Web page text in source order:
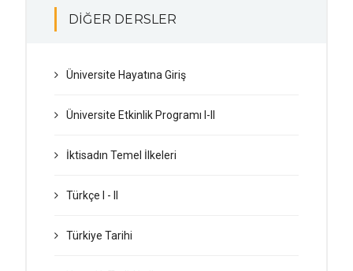
DIĞER DERSLER
Üniversite Hayatına Giriş
Üniversite Etkinlik Programı I-II
İktisadın Temel İlkeleri
Türkçe I - II
Türkiye Tarihi